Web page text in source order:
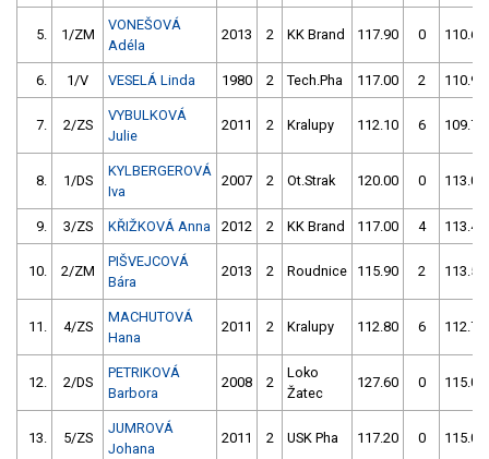
5. 1/ZM
VONEŠOVÁ
Adéla
2013 2 KK Brand 117.90 0 110.60
6. 1/V VESELÁ Linda 1980 2 Tech.Pha 117.00 2 110.90
7. 2/ZS
VYBULKOVÁ
Julie
2011 2 Kralupy 112.10 6 109.70
8. 1/DS
KYLBERGEROVÁ
Iva
2007 2 Ot.Strak 120.00 0 113.00
9. 3/ZS KŘIŽKOVÁ Anna 2012 2 KK Brand 117.00 4 113.40
10. 2/ZM
PIŠVEJCOVÁ
Bára
2013 2 Roudnice 115.90 2 113.50
11. 4/ZS
MACHUTOVÁ
Hana
2011 2 Kralupy 112.80 6 112.70
12. 2/DS
PETRIKOVÁ
Barbora
2008 2
Loko
Žatec
127.60 0 115.00
13. 5/ZS
JUMROVÁ
Johana
2011 2 USK Pha 117.20 0 115.00